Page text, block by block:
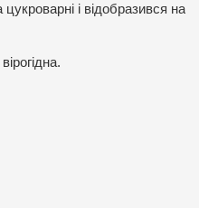
і відобразився на